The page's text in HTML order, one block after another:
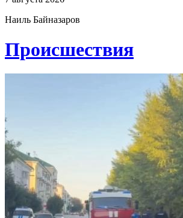
Наиль Байназаров
Проиcшествия